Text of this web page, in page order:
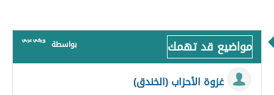
مواضيع قد تهمك بواسطة
غزوة الأحزاب (الخندق)